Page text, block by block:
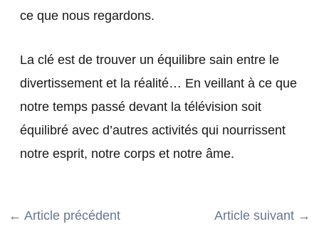
ce que nous regardons.
La clé est de trouver un équilibre sain entre le
divertissement et la réalité… En veillant à ce que
notre temps passé devant la télévision soit
équilibré avec d’autres activités qui nourrissent
notre esprit, notre corps et notre âme.
← Article précédent Article suivant →